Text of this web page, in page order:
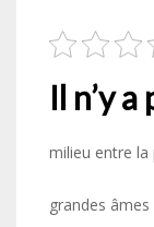
Il n’y
milieu entre la
grandes